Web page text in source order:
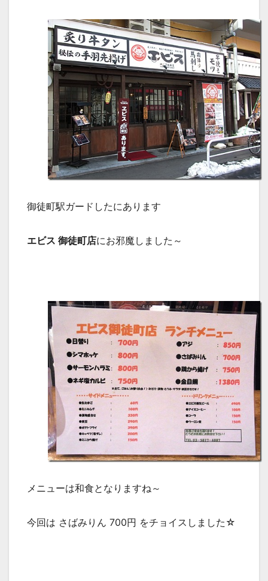
御徒町駅ガードしたにあります
エビス 御徒町店にお邪魔しました～
メニューは和食となりますね～
今回は さばみりん 700円 をチョイスしました☆